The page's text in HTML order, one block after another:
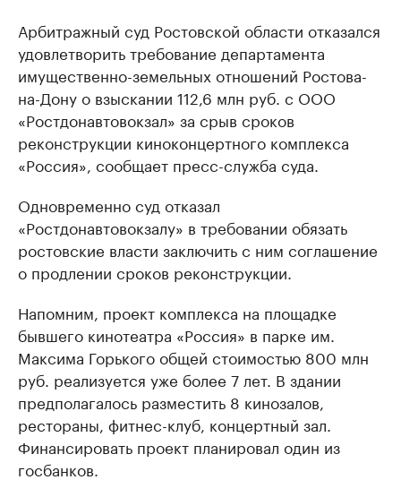
Арбитражный суд Ростовской области отказался
удовлетворить требование департамента
имущественно-земельных отношений Ростова-
на-Дону о взыскании 112,6 млн руб. с ООО
«Ростдонавтовокзал» за срыв сроков
реконструкции киноконцертного комплекса
«Россия», сообщает пресс-служба суда.
Одновременно суд отказал
«Ростдонавтовокзалу» в требовании обязать
ростовские власти заключить с ним соглашение
о продлении сроков реконструкции.
Напомним, проект комплекса на площадке
бывшего кинотеатра «Россия» в парке им.
Максима Горького общей стоимостью 800 млн
руб. реализуется уже более 7 лет. В здании
предполагалось разместить 8 кинозалов,
рестораны, фитнес-клуб, концертный зал.
Финансировать проект планировал один из
госбанков.